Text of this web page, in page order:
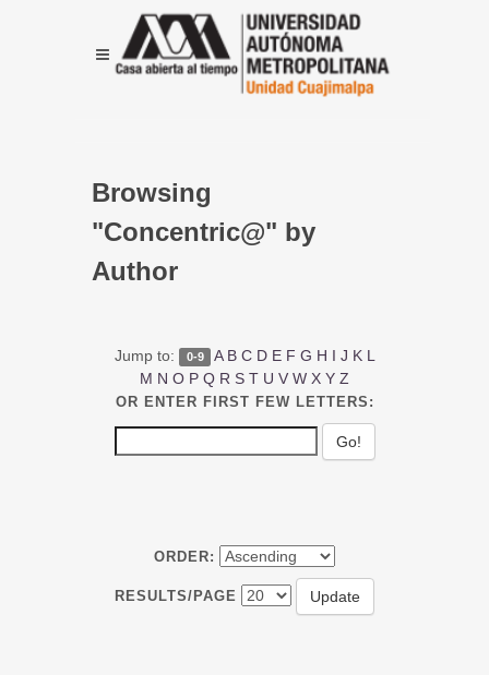
Browsing
"Concentric@" by
Author
Jump to: 0-9 A B C D E F G H I J K L
M N O P Q R S T U V W X Y Z
OR ENTER FIRST FEW LETTERS:
ORDER:
RESULTS/PAGE